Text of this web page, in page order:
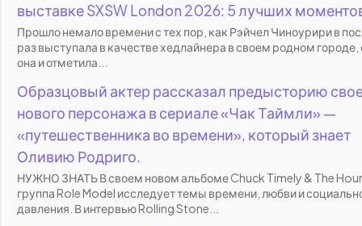
выставке SXSW London 2026: 5 лучших
Прошло немало времени с тех пор, как Рэйчел Чиноурири в
раз выступала в качестве хедлайнера в своем родном городе,
она и отметила...
Образцовый актер рассказал предысторию
нового персонажа в сериале «Чак Таймли» —
«путешественника во времени», который знает
Оливию Родриго.
НУЖНО ЗНАТЬ В своем новом альбоме Chuck Timely & The
группа Role Model исследует темы времени, любви и
давления. В интервью Rolling Stone...